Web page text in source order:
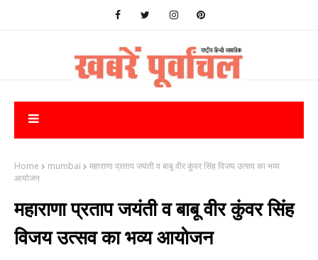
Home mumbai
महाराणा प्रताप जयंती व बाबू वीर कुंवर सिंह विजय उत्सव का भव्य
आयोजन
महाराणा प्रताप जयंती व बाबू वीर कुंवर सिंह
विजय उत्सव का भव्य आयोजन